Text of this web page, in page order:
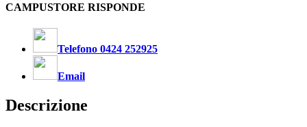
CAMPUSTORE RISPONDE
Telefono 0424 252925
Email
Descrizione